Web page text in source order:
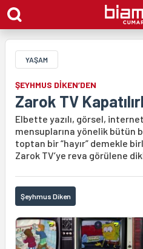
YAŞAM
ŞEYHMUS DİKEN’DEN
Zarok TV
Elbette yazılı, görsel,
mensuplarına yönelik bütün
toptan bir “hayır” demekle
Zarok TV’ye reva görülene
Şeyhmus Diken